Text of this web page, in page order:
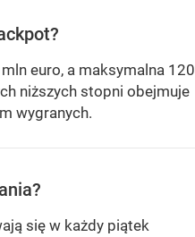
euro, a maksymalna 120
niższych stopni obejmuje
wygranych.
się w każdy piątek